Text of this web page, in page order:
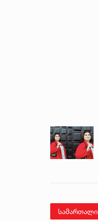
სამართალი